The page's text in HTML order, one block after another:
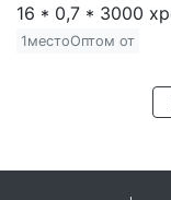
1местоОптом от